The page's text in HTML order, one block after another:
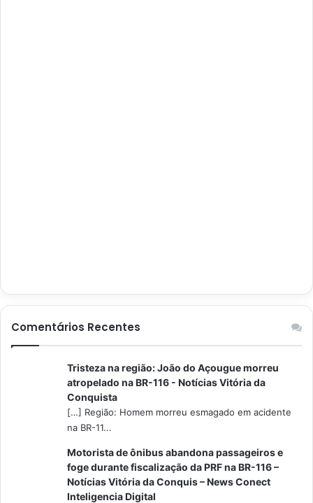
Comentários Recentes
Tristeza na região: João do Açougue morreu
atropelado na BR-116 - Notícias Vitória da
Conquista
[…] Região: Homem morreu esmagado em acidente
na BR-11...
Motorista de ônibus abandona passageiros e
foge durante fiscalização da PRF na BR-116 –
Notícias Vitória da Conquis – News Conect
Inteligencia Digital